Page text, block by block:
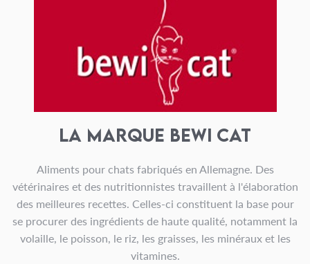
La marque Bewi Cat
Aliments pour chats fabriqués en Allemagne. Des
vétérinaires et des nutritionnistes travaillent à l'élaboration
des meilleures recettes. Celles-ci constituent la base pour
se procurer des ingrédients de haute qualité, notamment la
volaille, le poisson, le riz, les graisses, les minéraux et les
vitamines.